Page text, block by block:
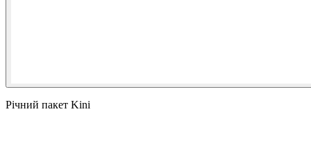
Річний пакет Kini